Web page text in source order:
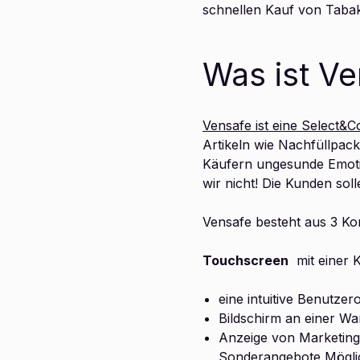
schnellen Kauf von
Was ist
Vensafe ist eine
Artikeln wie
Käufern ungesunde
wir nicht! Die Kunden
Vensafe besteht aus 3
Touchscreen mit einer
eine intuitive
Bildschirm an einer
Anzeige von
Sonderangebote